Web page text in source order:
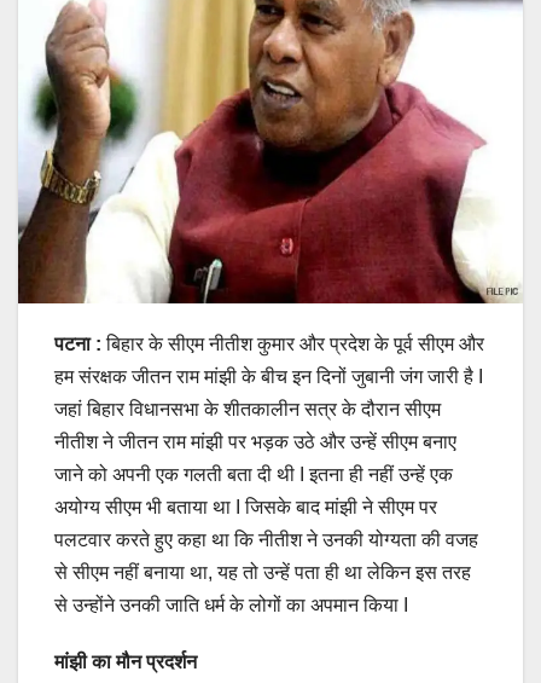
पटना :बिहार के सीएम नीतीश कुमार और प्रदेश के पूर्व सीएम और
हम संरक्षक जीतन राम मांझी के बीच इन दिनों जुबानी जंग जारी है I
जहां बिहार विधानसभा के शीतकालीन सत्र के दौरान सीएम
नीतीश ने जीतन राम मांझी पर भड़क उठे और उन्हें सीएम बनाए
जाने को अपनी एक गलती बता दी थी I इतना ही नहीं उन्हें एक
अयोग्य सीएम भी बताया था I जिसके बाद मांझी ने सीएम पर
पलटवार करते हुए कहा था कि नीतीश ने उनकी योग्यता की वजह
से सीएम नहीं बनाया था, यह तो उन्हें पता ही था लेकिन इस तरह
से उन्होंने उनकी जाति धर्म के लोगों का अपमान किया I
मांझी का मौन प्रदर्शन